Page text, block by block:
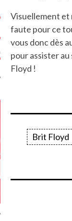
CLAN – A BE...
– HEL...
Visuellement et
faute pour ce
vous donc dès
pour assister
Floyd !
Brit Floyd